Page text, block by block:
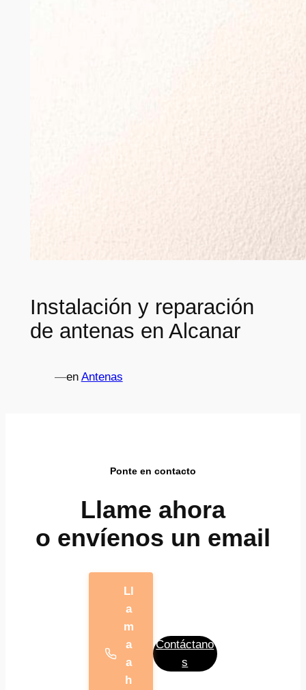
Instalación y reparación
de antenas en Alcanar
—en Antenas
Ponte en contacto
Llame ahora
o envíenos un email
Ll
a
m
a
a
h
Contáctano
s